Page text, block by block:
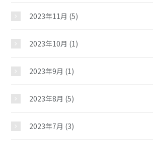
2023年11月 (5)
2023年10月 (1)
2023年9月 (1)
2023年8月 (5)
2023年7月 (3)